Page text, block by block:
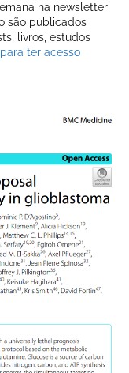
na newsletter
são publicados
livros, estudos
ter acesso